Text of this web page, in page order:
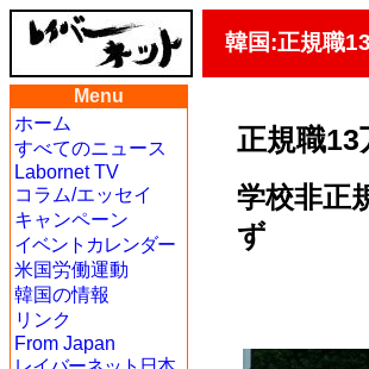
韓国:正規職
Menu
ホーム
すべてのニュース
Labornet TV
コラム/エッセイ
キャンペーン
イベントカレンダー
米国労働運動
韓国の情報
リンク
From Japan
正規職
学校非正
ず